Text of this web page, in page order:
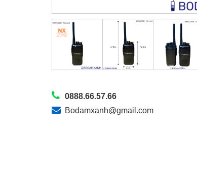
0888.66.57.66
Bodamxanh@gmail.com